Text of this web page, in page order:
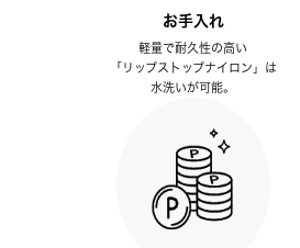
お手入れ
軽量で耐久性の高い
「リップストップナイロン」は
水洗いが可能。